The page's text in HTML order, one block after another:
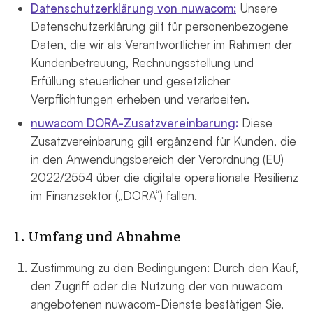
Datenschutzerklärung von nuwacom: Unsere
Datenschutzerklärung gilt für personenbezogene
Daten, die wir als Verantwortlicher im Rahmen der
Kundenbetreuung, Rechnungsstellung und
Erfüllung steuerlicher und gesetzlicher
Verpflichtungen erheben und verarbeiten.
nuwacom DORA-Zusatzvereinbarung: Diese
Zusatzvereinbarung gilt ergänzend für Kunden, die
in den Anwendungsbereich der Verordnung (EU)
2022/2554 über die digitale operationale Resilienz
im Finanzsektor („DORA“) fallen.
1. Umfang und Abnahme
Zustimmung zu den Bedingungen: Durch den Kauf,
den Zugriff oder die Nutzung der von nuwacom
angebotenen nuwacom-Dienste bestätigen Sie,